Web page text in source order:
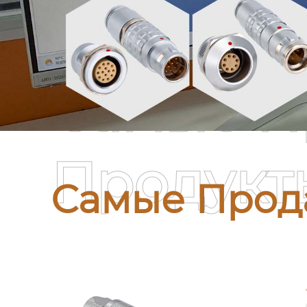
Самые
Самые